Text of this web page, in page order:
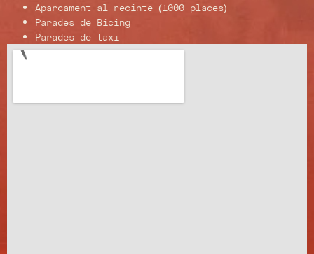
Aparcament al recinte (1000 places)
Parades de Bicing
Parades de taxi